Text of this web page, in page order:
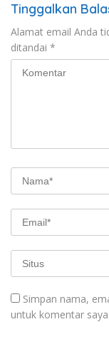
Tinggalkan
Alamat email Anda
ditandai *
Simpan nama,
untuk komentar